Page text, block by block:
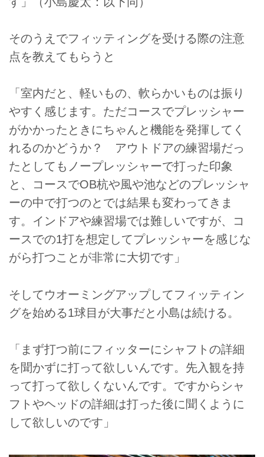
そのうえでフィッティングを受ける際の注意
点を教えてもらうと
「室内だと、軽いもの、軟らかいものは振り
やすく感じます。ただコースでプレッシャー
がかかったときにちゃんと機能を発揮してく
れるのかどうか？ アウトドアの練習場だっ
たとしてもノープレッシャーで打った印象
と、コースでOB杭や風や池などのプレッシャ
ーの中で打つのとでは結果も変わってきま
す。インドアや練習場では難しいですが、コ
ースでの1打を想定してプレッシャーを感じな
がら打つことが非常に大切です」
そしてウオーミングアップしてフィッティン
グを始める1球目が大事だと小島は続ける。
「まず打つ前にフィッターにシャフトの詳細
を聞かずに打って欲しいんです。先入観を持
って打って欲しくないんです。ですからシャ
フトやヘッドの詳細は打った後に聞くように
して欲しいのです」